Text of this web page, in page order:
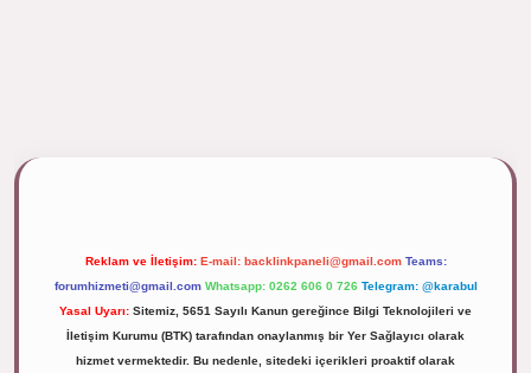
Reklam ve İletişim: E-mail: backlinkpaneli@gmail.com Teams:
forumhizmeti@gmail.com Whatsapp: 0262 606 0 726 Telegram: @karabul
Yasal Uyarı: Sitemiz, 5651 Sayılı Kanun gereğince Bilgi Teknolojileri ve
İletişim Kurumu (BTK) tarafından onaylanmış bir Yer Sağlayıcı olarak
hizmet vermektedir. Bu nedenle, sitedeki içerikleri proaktif olarak